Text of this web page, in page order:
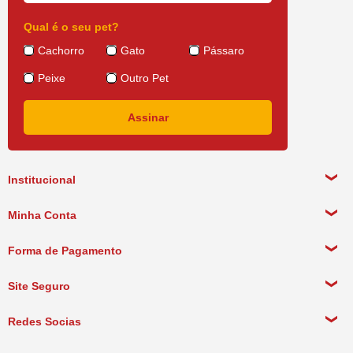
Descrição Tópicos
- Mastigáveis para cães;
- Antiestresse;
- Reduz o tártaro;
- 100% Natural;
- Snacks Naturais.
Institucional
Política de Pagamento
Política de Entrega
Minha Conta
Forma de Pagamento
Site Seguro
Redes Socias
Qual é o seu pet?
Cachorro
Gato Pássaro
Peixe Outro Pet